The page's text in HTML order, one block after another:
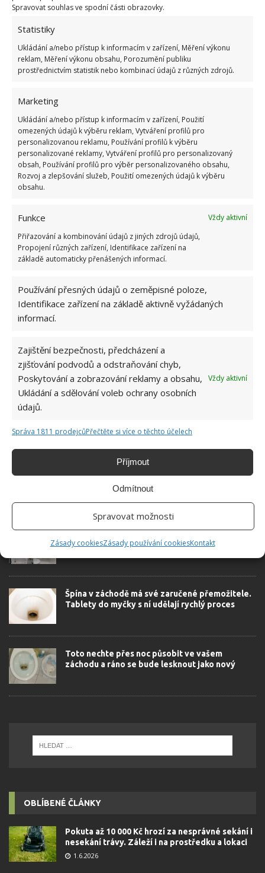
Spravovat souhlas ve spodní části obrazovky.
Statistiky
Ukládání a/nebo přístup k informacím v zařízení, Měření výkonu
reklam, Měření výkonu obsahu, Porozumění publiku
prostřednictvím statistik nebo kombinací údajů z různých zdrojů.
Marketing
Ukládání a/nebo přístup k informacím v zařízení, Použití
omezených údajů k výběru reklam, Vytváření profilů pro
personalizovanou reklamu, Používání profilů k výběru
personalizované reklamy, Vytváření profilů pro personalizovaný
obsah, Používání profilů pro výběr personalizovaného obsahu,
Rozvoj a zlepšování služeb, Použití omezených údajů k výběru
obsahu.
Funkce
Vždy aktivní
Přiřazování a kombinování údajů z jiných zdrojů údajů,
Propojení různých zařízení, Identifikace zařízení na
základě automaticky přenášených informací.
Používání přesných údajů o zeměpisné poloze,
Identifikace zařízení na základě aktivně vyžádaných
informací.
Zajištění bezpečnosti, předcházení a
zjišťování podvodů a odstraňování chyb,
Poskytování a zobrazování reklamy a obsahu,
Ukládání a sdělování voleb ochrany osobních
údajů.
Vždy aktivní
Správa 1811 prodejcůPřečtěte si více o těchto účelech
Příjmout
Odmítnout
Spravovat možnosti
Zásady cookiesZásady používání cookiesKontakt
A co vypínače?
Ty jsou trochu mastné, najdeme na nich otisky prstů
jemně, pomůže nám univerzální mikrovlákno a
trochu dezinfekčního roztoku. Následně vše vytřeme
dosucha a posvítíme si na celou koupelnu, která se
leskne doslova jako nová!
Obrázky: pixabay
SOUVISEJÍCÍ ČLÁNKY
rozhodně patří
Špína v záchodě má své zaručené přemožitele.
Tablety do myčky s ní udělají rychlý proces
Toto nechte přes noc působit ve vašem
záchodu a ráno se bude lesknout jako nový
OBLÍBENÉ ČLÁNKY
Pokuta až 10 000 Kč hrozí za nesprávné sekání i
nesekání trávy. Záleží i na prostředku a lokaci
1.6.2026